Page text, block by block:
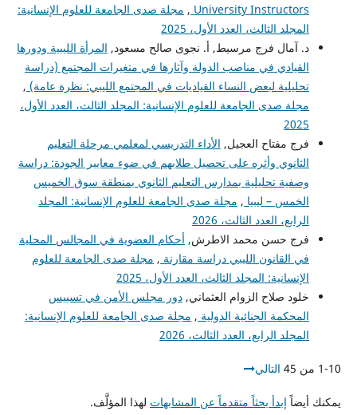
University Instructors
, مجلة صدى الجامعة للعلوم الإنسانية:
المجلد الثالث، العدد الأول، 2025
د. آمال فرج مرسيط, أ. نجوى صالح مسعود, المرأة الليبية ودورها
القيادي في مناصب الدولة وآثارها في متغيرات المجتمع (دراسة
تحليلية لبعض النساء القياديات في المجتمع الليبي: نظرة عامة) ,
مجلة صدى الجامعة للعلوم الإنسانية: المجلد الثالث، العدد الأول،
2025
فرج مفتاح العجيل, الأداء التدريسي لمعلمي مرحلة التعليم
الثانوي وأثره على تحصيل طلابهم في ضوء معايير الجودة: دراسة
وصفية تحليلية بمدارس التعليم الثانوي بمنطقة سوق الخميس
الخمس – ليبيا , مجلة صدى الجامعة للعلوم الإنسانية: المجلد
الرابع، العدد الثالث، 2026
فرج حسن محمد الاطرش, أحكام العضوية في المجالس المحلية
في القانون الليبي دراسة مقارنة , مجلة صدى الجامعة للعلوم
الإنسانية: المجلد الثالث، العدد الأول، 2025
خلود صلاح الزوام العثماني, دور مجلس الأمن في تسييس
المحكمة الجنائية الدولية , مجلة صدى الجامعة للعلوم الإنسانية:
المجلد الرابع، العدد الثالث، 2026
1-10 من 45 التالي
يمكنك أيضاً إبدأ بحثاً متقدماً عن المشابهات لهذا المؤلَّف.